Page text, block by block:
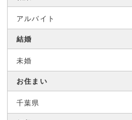
アルバイト
結婚
未婚
お住まい
千葉県